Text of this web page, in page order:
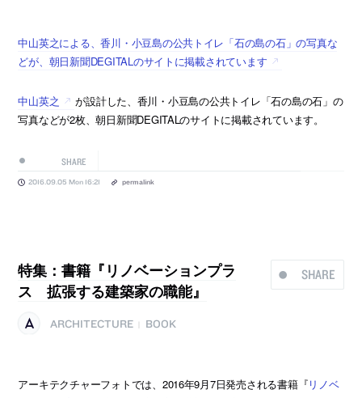
中山英之による、香川・小豆島の公共トイレ「石の島の石」の写真な
どが、朝日新聞DEGITALのサイトに掲載されています
中山英之
が設計した、香川・小豆島の公共トイレ「石の島の石」の
写真などが2枚、朝日新聞DEGITALのサイトに掲載されています。
SHARE
2016.09.05 Mon 16:21 permalink
SHARE
特集：書籍『リノベーションプラ
ス 拡張する建築家の職能』
ARCHITECTURE BOOK
アーキテクチャーフォトでは、2016年9月7日発売される書籍『リノベ